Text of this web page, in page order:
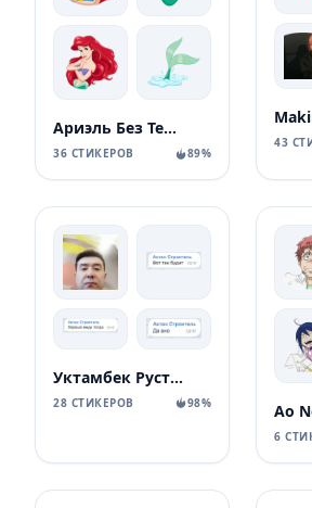
Ариэль Без Текста
36 СТИКЕРОВ 89%
43
Уктамбек Рустамбекович
28 СТИКЕРОВ 98% Ao
6